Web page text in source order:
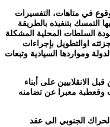
في متاهات، التفسيرات
بتنفيذه بالطريقة
السلطات المحلية المشكلة
اوالتطويل بإجراءات
ومواردها السيادية وتبعات
الانقلابيين على أبناء
معبرا عن تضامنه
الجنوبي الى عقد